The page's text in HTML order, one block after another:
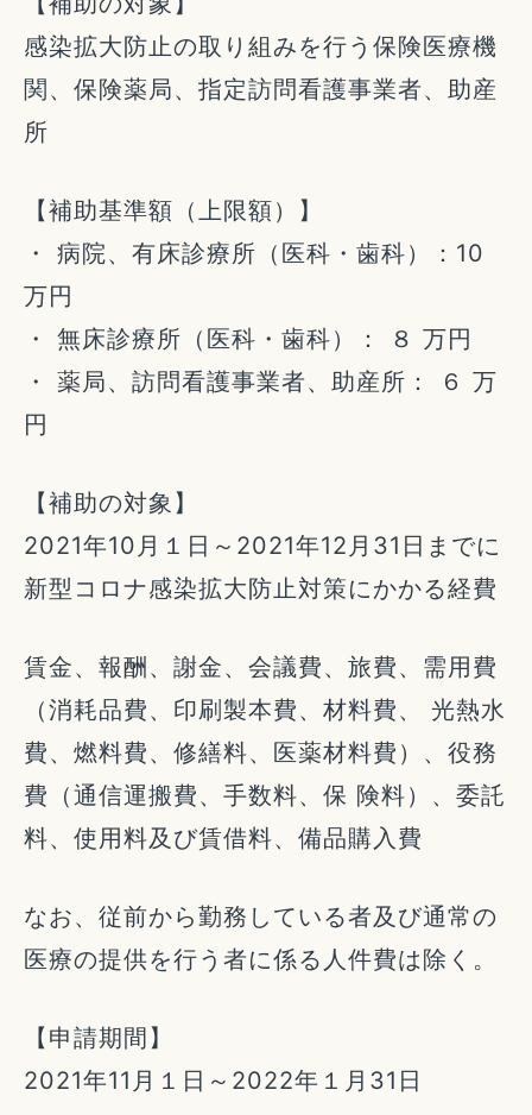
感染拡大防止の取り組みを行う保険医療機
関、保険薬局、指定訪問看護事業者、助産
所
【補助基準額（上限額）】
・ 病院、有床診療所（医科・歯科）：10
万円
・ 無床診療所（医科・歯科）： ８ 万円
・ 薬局、訪問看護事業者、助産所： ６ 万
円
【補助の対象】
2021年10月１日～2021年12月31日までに
新型コロナ感染拡大防止対策にかかる経費
賃金、報酬、謝金、会議費、旅費、需用費
（消耗品費、印刷製本費、材料費、 光熱水
費、燃料費、修繕料、医薬材料費）、役務
費（通信運搬費、手数料、保 険料）、委託
料、使用料及び賃借料、備品購入費
なお、従前から勤務している者及び通常の
医療の提供を行う者に係る人件費は除く。
【申請期間】
2021年11月１日～2022年１月31日